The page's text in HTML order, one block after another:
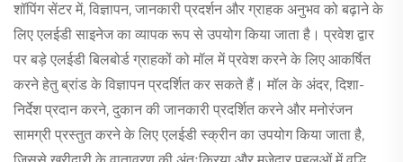
शॉपिंग सेंटर में, विज्ञापन, जानकारी प्रदर्शन और ग्राहक अनुभव को बढ़ाने के
लिए एलईडी साइनेज का व्यापक रूप से उपयोग किया जाता है। प्रवेश द्वार
पर बड़े एलईडी बिलबोर्ड ग्राहकों को मॉल में प्रवेश करने के लिए आकर्षित
करने हेतु ब्रांड के विज्ञापन प्रदर्शित कर सकते हैं। मॉल के अंदर, दिशा-
निर्देश प्रदान करने, दुकान की जानकारी प्रदर्शित करने और मनोरंजन
सामग्री प्रस्तुत करने के लिए एलईडी स्क्रीन का उपयोग किया जाता है,